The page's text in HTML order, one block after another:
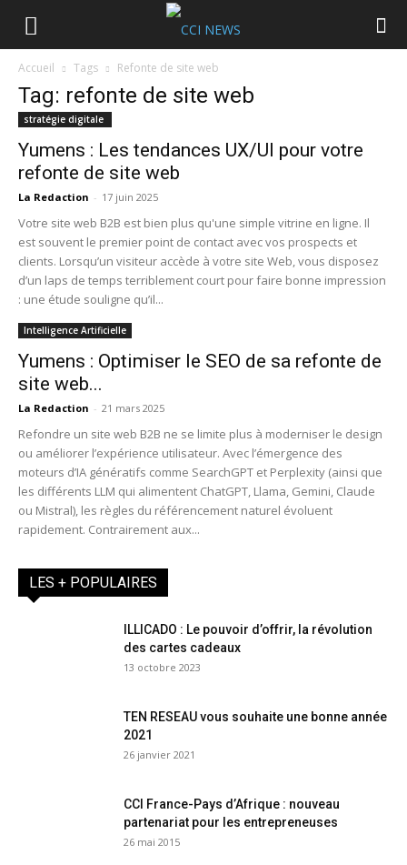
Accueil Tags Refonte de site web
Tag: refonte de site web
stratégie digitale
Yumens : Les tendances UX/UI pour votre
refonte de site web
La Redaction - 17 juin 2025
Votre site web B2B est bien plus qu'une simple vitrine en ligne. Il
est souvent le premier point de contact avec vos prospects et
clients. Lorsqu’un visiteur accède à votre site Web, vous disposez
d’un laps de temps terriblement court pour faire bonne impression
: une étude souligne qu’il...
Intelligence Artificielle
Yumens : Optimiser le SEO de sa refonte de
site web...
La Redaction - 21 mars 2025
Refondre un site web B2B ne se limite plus à moderniser le design
ou améliorer l’expérience utilisateur. Avec l’émergence des
moteurs d’IA génératifs comme SearchGPT et Perplexity (ainsi que
les différents LLM qui alimentent ChatGPT, Llama, Gemini, Claude
ou Mistral), les règles du référencement naturel évoluent
rapidement. Contrairement aux...
LES + POPULAIRES
ILLICADO : Le pouvoir d’offrir, la révolution
des cartes cadeaux
13 octobre 2023
TEN RESEAU vous souhaite une bonne année
2021
26 janvier 2021
CCI France-Pays d’Afrique : nouveau
partenariat pour les entrepreneuses
26 mai 2015